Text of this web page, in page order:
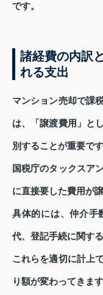
です。
諸経費の内訳
れる支出
マンション売却で課
は、「譲渡費用」と
別することが重要です
国税庁のタックスア
に直接要した費用が
具体的には、仲介手
代、登記手続に関す
これらを適切に計上
り額が変わってきます